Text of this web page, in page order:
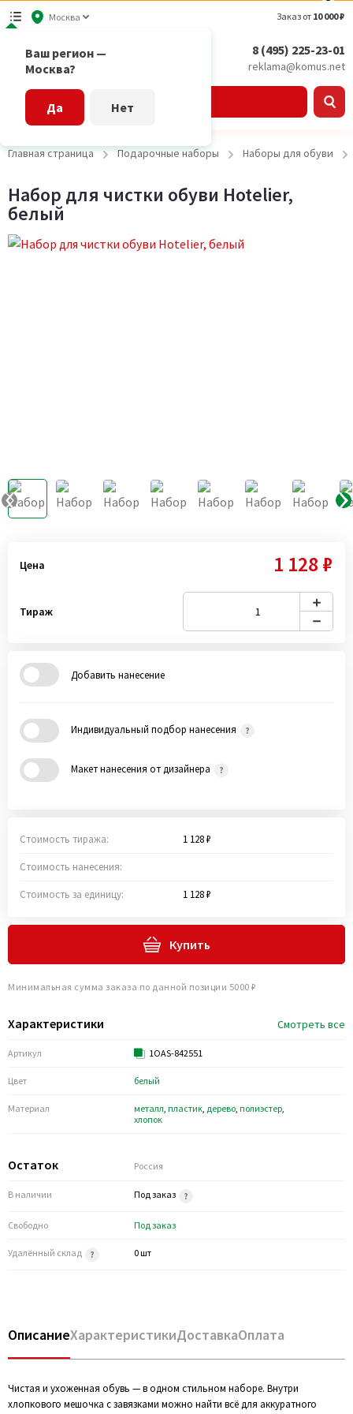
Москва
Ваш регион —
Москва?
Да Нет
Заказ от 10 000 ₽
8 (495) 225-23-01
reklama@komus.net
Главная страница Подарочные наборы Наборы для обуви
Набор для чистки обуви Hotelier,
белый
Характеристики Смотреть все
Артикул 1OAS-842551
Цвет белый
Материал металл, пластик, дерево, полиэстер,
хлопок
Остаток Россия
В наличии Под заказ
Свободно Под заказ
Удалённый склад 0 шт
Цена 1 128 ₽
Тираж
Добавить нанесение
Индивидуальный подбор нанесения
Макет нанесения от дизайнера
Стоимость тиража: 1 128 ₽
Стоимость нанесения:
Стоимость за единицу: 1 128 ₽
Купить
Минимальная сумма заказа по данной позиции 5000 ₽
ОписаниеХарактеристикиДоставкаОплата
Чистая и ухоженная обувь — в одном стильном наборе. Внутри
хлопкового мешочка с завязками можно найти всё для аккуратного